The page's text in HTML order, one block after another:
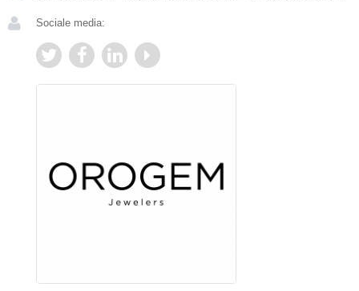
Sociale media: